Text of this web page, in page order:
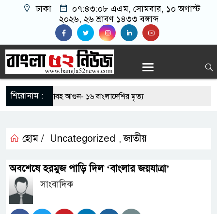
ঢাকা ০৭:৪৩:০৯ এএম, সোমবার, ১০ অগাস্ট
২০২৬, ২৬ শ্রাবণ ১৪৩৩ বঙ্গাব্দ
শিরোনাম :
কারখানায় ভয়াবহ আগুন- ১৬ বাংলাদেশির মৃত্য
নেতার ওপর সশস্ত্র হামলা, আহত ২: বিএনপির তীব্র
আদিবাসী দিবস পালন
প্যারোলে মুক্তি পেয়ে বাবার জানাজায় আওয়ামী লীগ
হোম / Uncategorized ,জাতীয়
অবশেষে হরমুজ পাড়ি দিল ‘বাংলার জয়যাত্রা’
সাংবাদিক